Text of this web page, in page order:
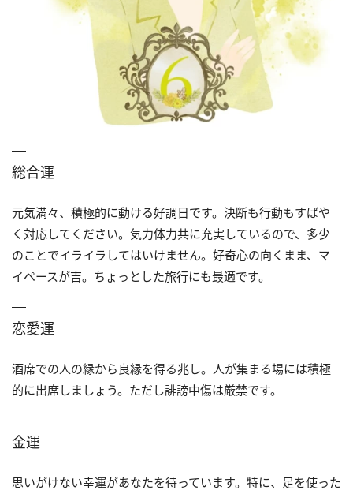
総合運
元気満々、積極的に動ける好調日です。決断も行動もすばや
く対応してください。気力体力共に充実しているので、多少
のことでイライラしてはいけません。好奇心の向くまま、マ
イペースが吉。ちょっとした旅行にも最適です。
恋愛運
酒席での人の縁から良縁を得る兆し。人が集まる場には積極
的に出席しましょう。ただし誹謗中傷は厳禁です。
金運
思いがけない幸運があなたを待っています。特に、足を使った